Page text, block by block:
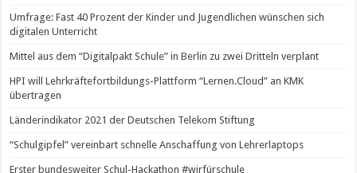
Umfrage: Fast 40 Prozent der Kinder und Jugendlichen wünschen sich
digitalen Unterricht
Mittel aus dem “Digitalpakt Schule” in Berlin zu zwei Dritteln verplant
HPI will Lehrkräftefortbildungs-Plattform “Lernen.Cloud” an KMK
übertragen
Länderindikator 2021 der Deutschen Telekom Stiftung
“Schulgipfel” vereinbart schnelle Anschaffung von Lehrerlaptops
Erster bundesweiter Schul-Hackathon #wirfürschule